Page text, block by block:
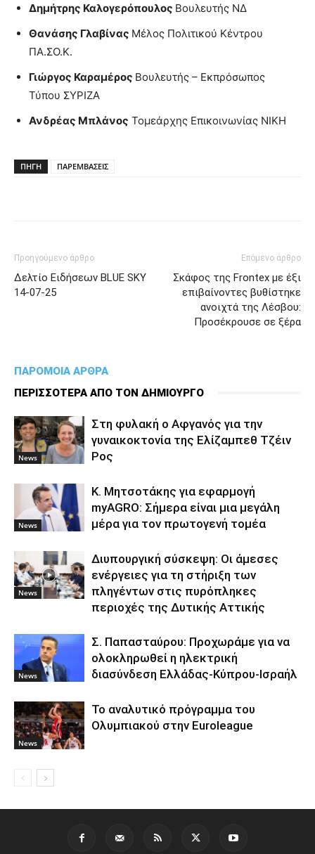
Δημήτρης Καλογερόπουλος Βουλευτής ΝΔ
Θανάσης Γλαβίνας Μέλος Πολιτικού Κέντρου
ΠΑ.ΣΟ.Κ.
Γιώργος Καραμέρος Βουλευτής – Εκπρόσωπος
Τύπου ΣΥΡΙΖΑ
Ανδρέας Μπλάνος Τομεάρχης Επικοινωνίας ΝΙΚΗ
ΠΗΓΗ ΠΑΡΕΜΒΑΣΕΙΣ
Προηγούμενο άρθρο
Δελτίο Ειδήσεων BLUE SKY
14-07-25
Επόμενο άρθρο
Σκάφος της Frontex με έξι
επιβαίνοντες βυθίστηκε
ανοιχτά της Λέσβου:
Προσέκρουσε σε ξέρα
ΠΑΡΟΜΟΙΑ ΑΡΘΡΑ
ΠΕΡΙΣΣΟΤΕΡΑ ΑΠΟ ΤΟΝ ΔΗΜΙΟΥΡΓΟ
News
Στη φυλακή ο Aφγανός για την
γυναικοκτονία της Ελίζαμπεθ Τζέιν
Ρος
News
Κ. Μητσοτάκης για εφαρμογή
myAGRO: Σήμερα είναι μια μεγάλη
μέρα για τον πρωτογενή τομέα
News
Διυπουργική σύσκεψη: Οι άμεσες
ενέργειες για τη στήριξη των
πληγέντων στις πυρόπληκες
περιοχές της Δυτικής Αττικής
News
Σ. Παπασταύρου: Προχωράμε για να
ολοκληρωθεί η ηλεκτρική
διασύνδεση Ελλάδας-Κύπρου-Ισραήλ
News
To αναλυτικό πρόγραμμα του
Ολυμπιακού στην Euroleague